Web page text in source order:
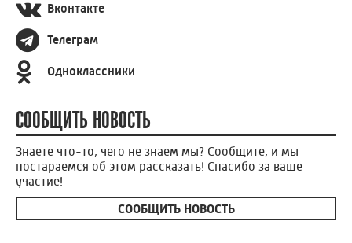
Вконтакте
Телеграм
Одноклассники
СООБЩИТЬ НОВОСТЬ
Знаете что-то, чего не знаем мы? Сообщите, и мы
постараемся об этом рассказать! Спасибо за ваше
участие!
СООБЩИТЬ НОВОСТЬ